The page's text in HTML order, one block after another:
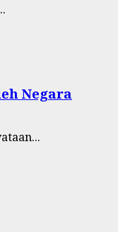
Negara